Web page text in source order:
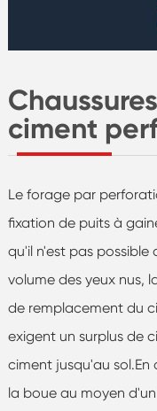
ciment
Le forage par
fixation de puits à
qu'il n'est pas possible
volume des yeux nus,
de remplacement du
exigent un surplus de
ciment jusqu'au
la boue au moyen